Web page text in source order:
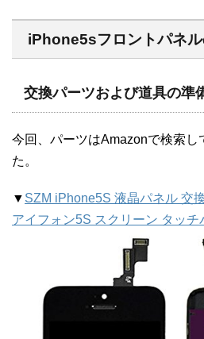
iPhone5sフロントパネ
交換パーツおよび道具の準
今回、パーツはAmazonで検索し
た。
▼ SZM iPhone5S 液晶パネル 交
アイフォン5S スクリーン タッ